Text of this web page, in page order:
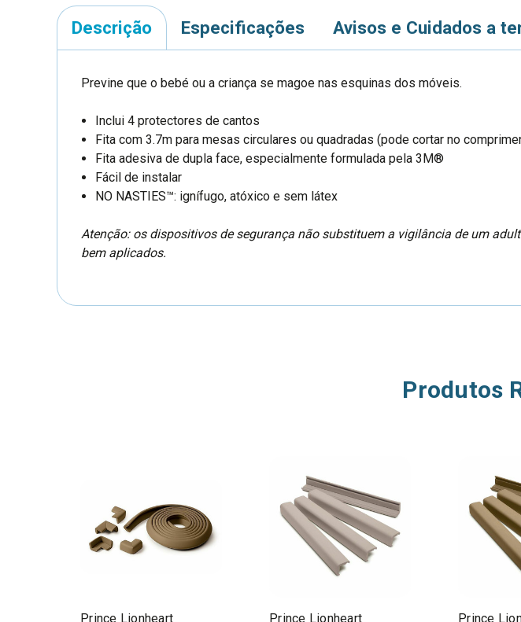
Descrição Especificações Avisos e Cuidados a
Previne que o bebé ou a criança se magoe nas esquinas dos móveis.
Inclui 4 protectores de cantos
Fita com 3.7m para mesas circulares ou quadradas (pode cortar no
Fita adesiva de dupla face, especialmente formulada pela3M®
Fácil de instalar
NO NASTIES™: ignífugo,atóxico e sem látex
Atenção: os dispositivos de segurança não substituem a vigilância de um
bem aplicados.
Produtos
Prince Lionheart
Prince Lionheart
Prince